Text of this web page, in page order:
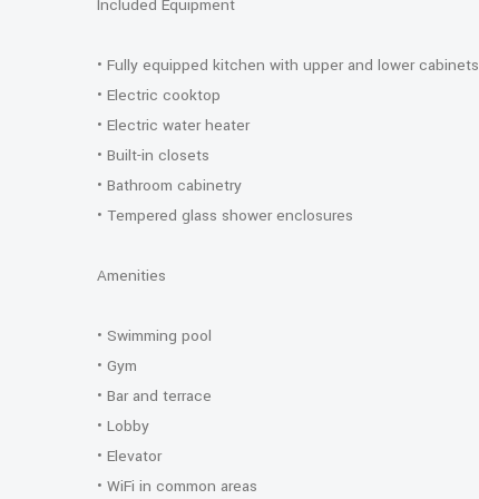
Included Equipment
• Fully equipped kitchen with upper and lower cabinets
• Electric cooktop
• Electric water heater
• Built-in closets
• Bathroom cabinetry
• Tempered glass shower enclosures
Amenities
• Swimming pool
• Gym
• Bar and terrace
• Lobby
• Elevator
• WiFi in common areas